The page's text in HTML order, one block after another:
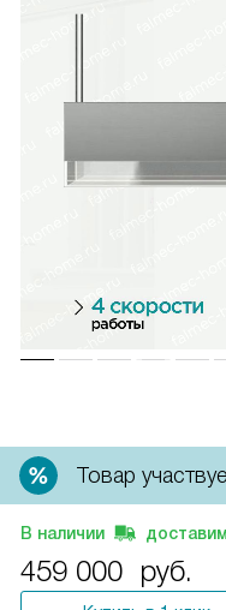
Товар
В наличии
459 000 руб.